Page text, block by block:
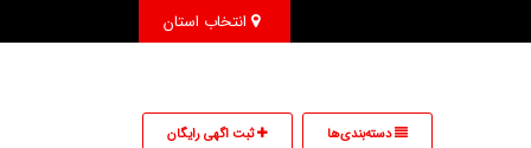
دسته‌بندی‌ها ثبت اگهی رایگان